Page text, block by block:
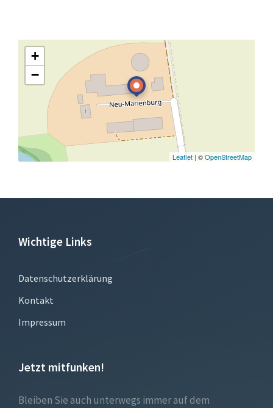
+
−
Leaflet | ©OpenStreetMap
Wichtige Links
Datenschutzerklärung
Kontakt
Impressum
Jetzt mitfunken!
Bleiben Sie auch unterwegs immer auf dem